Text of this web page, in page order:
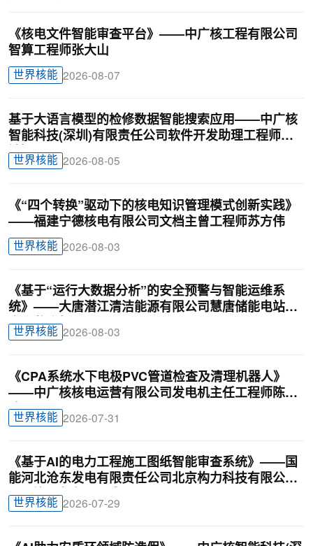
《核电文件智能审查平台》——中广核工程有限公司
智算工程师张大山
世界核能 2026-08-07
基于大语言模型的检修数据智能搜索应用——中广核
智能科技(深圳)有限责任公司软件开发助理工程师廖
锦颖
世界核能 2026-08-05
《“四个转换”驱动下的核电知识管理模式创新实践》
——福建宁德核电有限公司文档主曾工程师苏方伟
世界核能 2026-08-03
《基于“运行大数据分析”的安全预警与智能运维系
统》——大唐潜江清洁能源有限公司慧唐储能电站负
责人戴迎根
世界核能 2026-08-03
《CPA系统水下电极PVC管道检查及清理机器人》
——中广核核电运营有限公司发电机主任工程师陈俊
达
世界核能 2026-07-31
《基于AI的电力工程施工图纸智能审查系统》——国
能河北沧东发电有限责任公司北京构力科技有限公司
BIM曾理咨询罗晟威
世界核能 2026-07-29